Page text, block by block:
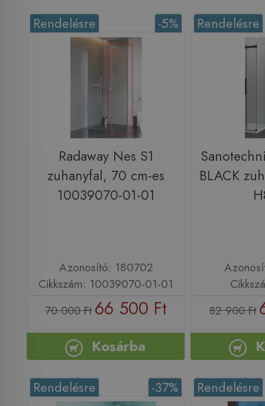
-5%
Rendelésre
Radaway Nes S1
zuhanyfal, 70 cm-es
10039070-01-01
Azonosító: 180702
Cikkszám: 10039070-01-01
70 000 Ft 66 500 Ft
Kosárba
Rendelésre
BLACK
82 900 Ft
-37%
Rendelésre Rendelésre